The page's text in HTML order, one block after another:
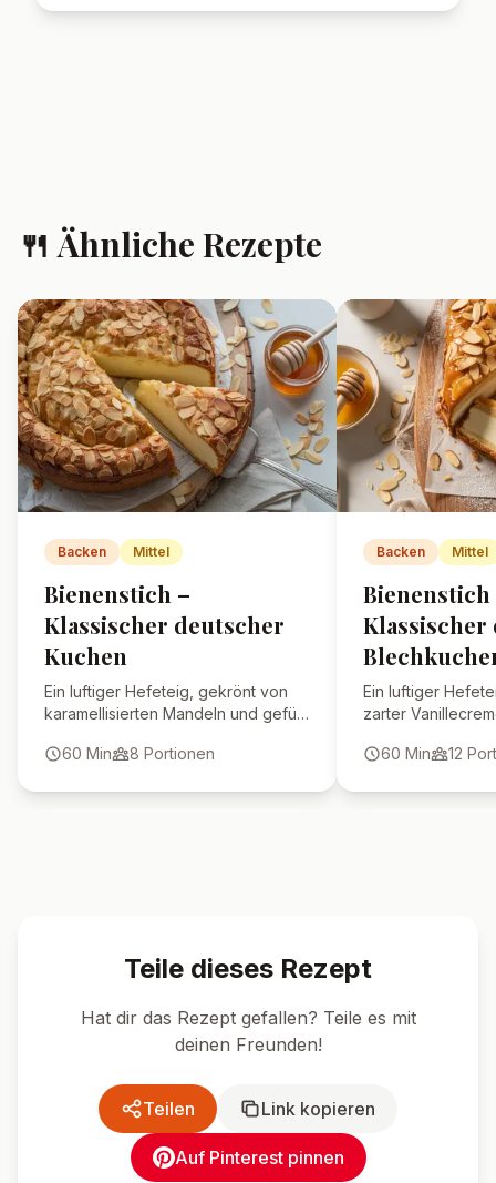
🍴 Ähnliche Rezepte
Backen Mittel
Bienenstich –
Klassischer deutscher
Kuchen
Ein luftiger Hefeteig, gekrönt von
karamellisierten Mandeln und gefüllt
unwiderstehlicher Klassiker!
60 Min 8 Portionen
Backen Mittel
Bienenstich
Ein luftiger
zarter
schmeckt echter
60 Min 12
Teile dieses Rezept
Hat dir das Rezept gefallen? Teile es mit
deinen Freunden!
Teilen Link kopieren
Auf Pinterest pinnen